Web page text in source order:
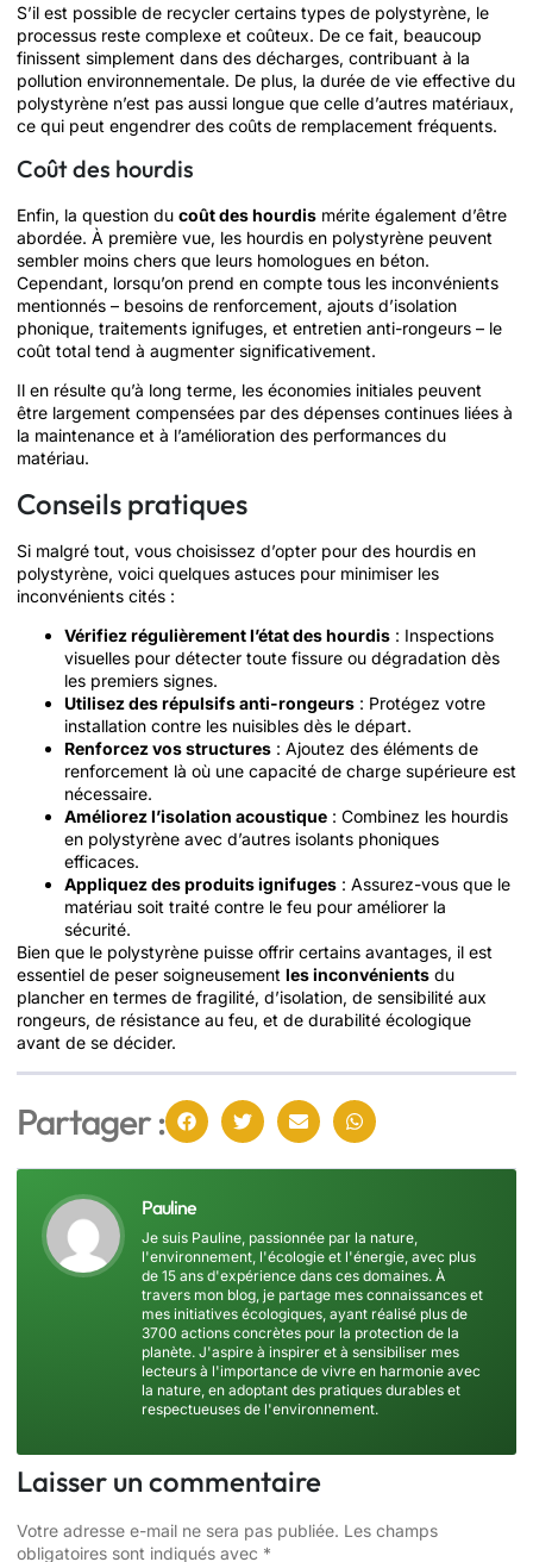
S’il est possible de recycler certains types de polystyrène, le
processus reste complexe et coûteux. De ce fait, beaucoup
finissent simplement dans des décharges, contribuant à la
pollution environnementale. De plus, la durée de vie effective du
polystyrène n’est pas aussi longue que celle d’autres matériaux,
ce qui peut engendrer des coûts de remplacement fréquents.
Coût des hourdis
Enfin, la question du coût des hourdis mérite également d’être
abordée. À première vue, les hourdis en polystyrène peuvent
sembler moins chers que leurs homologues en béton.
Cependant, lorsqu’on prend en compte tous les inconvénients
mentionnés – besoins de renforcement, ajouts d’isolation
phonique, traitements ignifuges, et entretien anti-rongeurs – le
coût total tend à augmenter significativement.
Il en résulte qu’à long terme, les économies initiales peuvent
être largement compensées par des dépenses continues liées à
la maintenance et à l’amélioration des performances du
matériau.
Conseils pratiques
Si malgré tout, vous choisissez d’opter pour des hourdis en
polystyrène, voici quelques astuces pour minimiser les
inconvénients cités :
Vérifiez régulièrement l’état des hourdis : Inspections
visuelles pour détecter toute fissure ou dégradation dès
les premiers signes.
Utilisez des répulsifs anti-rongeurs : Protégez votre
installation contre les nuisibles dès le départ.
Renforcez vos structures : Ajoutez des éléments de
renforcement là où une capacité de charge supérieure est
nécessaire.
Améliorez l’isolation acoustique : Combinez les hourdis
en polystyrène avec d’autres isolants phoniques
efficaces.
Appliquez des produits ignifuges : Assurez-vous que le
matériau soit traité contre le feu pour améliorer la
sécurité.
Bien que le polystyrène puisse offrir certains avantages, il est
essentiel de peser soigneusement les inconvénients du
plancher en termes de fragilité, d’isolation, de sensibilité aux
rongeurs, de résistance au feu, et de durabilité écologique
avant de se décider.
Partager :
Pauline
Je suis Pauline, passionnée par la nature,
l'environnement, l'écologie et l'énergie, avec plus
de 15 ans d'expérience dans ces domaines. À
travers mon blog, je partage mes connaissances et
mes initiatives écologiques, ayant réalisé plus de
3700 actions concrètes pour la protection de la
planète. J'aspire à inspirer et à sensibiliser mes
lecteurs à l'importance de vivre en harmonie avec
la nature, en adoptant des pratiques durables et
respectueuses de l'environnement.
Laisser un commentaire
Votre adresse e-mail ne sera pas publiée. Les champs
obligatoires sont indiqués avec *